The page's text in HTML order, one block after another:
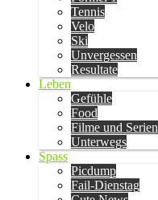
Tennis
Velo
Ski
Unvergessen
Resultate
Leben
Gefühle
Food
Filme und Serien
Unterwegs
Spass
Picdump
Fail-Dienstag